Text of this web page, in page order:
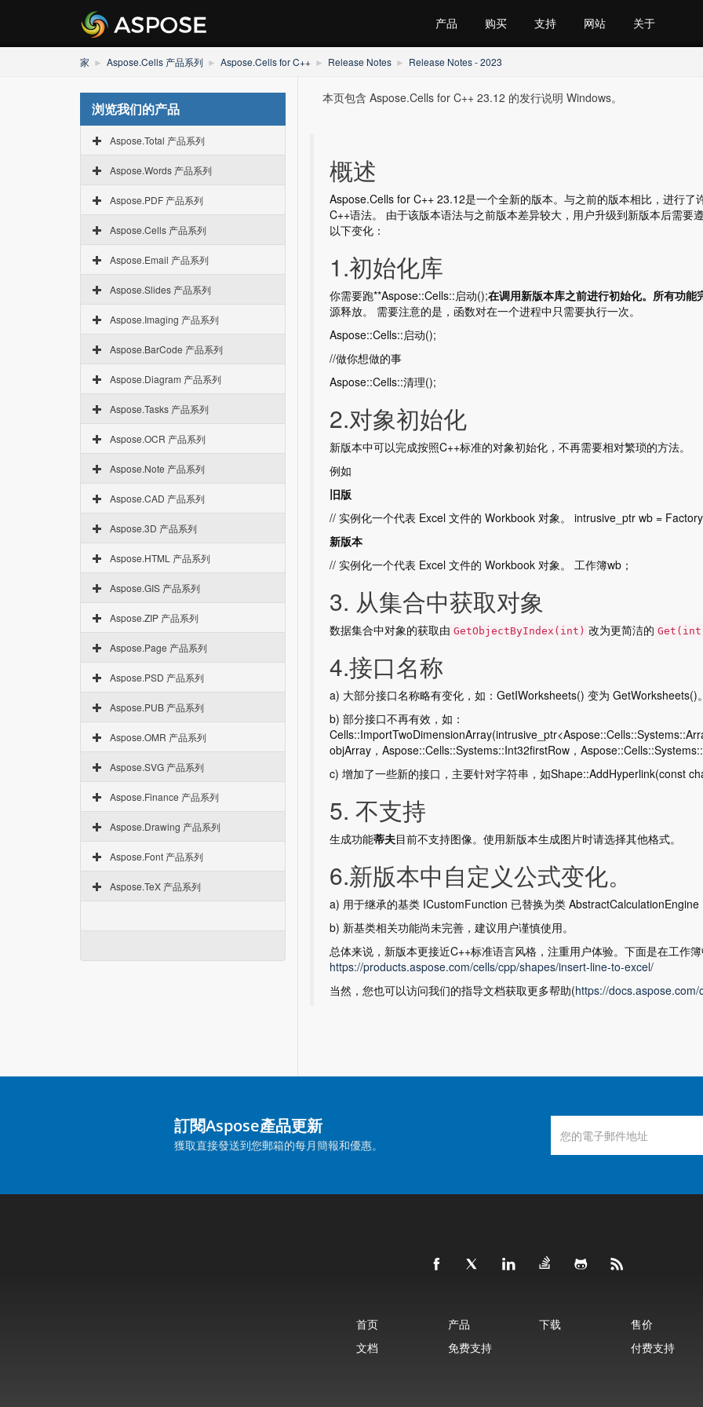
产品 购买 支持 网站 关于
家 Aspose.Cells 产品系列 Aspose.Cells for C++ Release Notes Release Notes - 2023
浏览我们的产品
Aspose.Total 产品系列
Aspose.Words 产品系列
Aspose.PDF 产品系列
Aspose.Cells 产品系列
Aspose.Email 产品系列
Aspose.Slides 产品系列
Aspose.Imaging 产品系列
Aspose.BarCode 产品系列
Aspose.Diagram 产品系列
Aspose.Tasks 产品系列
Aspose.OCR 产品系列
Aspose.Note 产品系列
Aspose.CAD 产品系列
Aspose.3D 产品系列
Aspose.HTML 产品系列
Aspose.GIS 产品系列
Aspose.ZIP 产品系列
Aspose.Page 产品系列
Aspose.PSD 产品系列
Aspose.PUB 产品系列
Aspose.OMR 产品系列
Aspose.SVG 产品系列
Aspose.Finance 产品系列
Aspose.Drawing 产品系列
Aspose.Font 产品系列
Aspose.TeX 产品系列
本页包含 Aspose.Cells for C++ 23.12 的发行说明 Windows。
概述
Aspose.Cells for C++ 23.12是一个全新的版本。与之前的版本相比，进行
C++语法。 由于该版本语法与之前版本差异较大，用户升级到新版本后需要
以下变化：
1.初始化库
你需要跑**Aspose::Cells::启动();在调用新版本库之前进行初始化。所有功能
源释放。 需要注意的是，函数对在一个进程中只需要执行一次。
Aspose::Cells::启动();
//做你想做的事
Aspose::Cells::清理();
2.对象初始化
新版本中可以完成按照C++标准的对象初始化，不再需要相对繁琐的方法。
例如
旧版
// 实例化一个代表 Excel 文件的 Workbook 对象。 intrusive_ptrwb =
新版本
// 实例化一个代表 Excel 文件的 Workbook 对象。 工作簿wb；
3. 从集合中获取对象
数据集合中对象的获取由 GetObjectByIndex(int) 改为更简洁的
4.接口名称
a) 大部分接口名称略有变化，如：GetIWorksheets() 变为 GetWorksheets()。
b) 部分接口不再有效，如：
objArray，Aspose::Cells::Systems::Int32firstRow，
c) 增加了一些新的接口，主要针对字符串，如Shape::AddHyperlink(const
5. 不支持
生成功能蒂夫目前不支持图像。使用新版本生成图片时请选择其他格式。
6.新版本中自定义公式变化。
a) 用于继承的基类 ICustomFunction 已替换为类 AbstractCalculationEngine
b) 新基类相关功能尚未完善，建议用户谨慎使用。
总体来说，新版本更接近C++标准语言风格，注重用户体验。下面是在工作
https://products.aspose.com/cells/cpp/shapes/insert-line-to-excel/
当然，您也可以访问我们的指导文档获取更多帮助(https://docs.aspose.com/
訂閱Aspose產品更新
獲取直接發送到您郵箱的每月簡報和優惠。
首页 产品 下载
售价
文档
免费支持 付费支持